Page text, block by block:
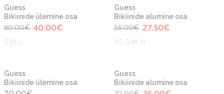
Guess
Bikiinide ülemine osa
80.00€ 40.00€
S M L
Guess
Bikiinide alumine osa
55.00€ 27.50€
XS S M +1
Guess
Bikiinide ülemine osa
Guess
Bikiinide alumine osa